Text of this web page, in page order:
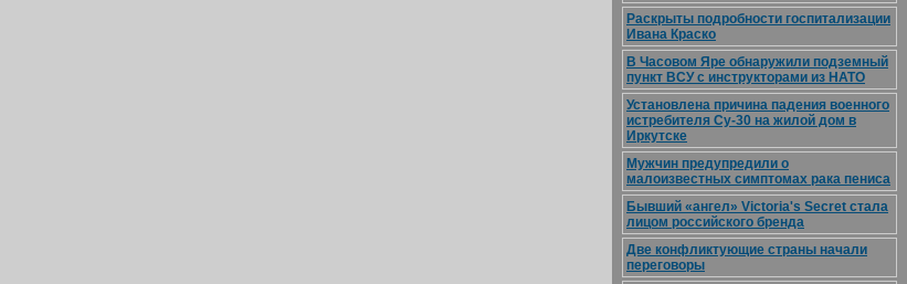
Раскрыты подробности госпитализации
Ивана Краско
В Часовом Яре обнаружили подземный
пункт ВСУ с инструкторами из НАТО
Установлена причина падения военного
истребителя Су-30 на жилой дом в
Иркутске
Мужчин предупредили о
малоизвестных симптомах рака пениса
Бывший «ангел» Victoria's Secret стала
лицом российского бренда
Две конфликтующие страны начали
переговоры